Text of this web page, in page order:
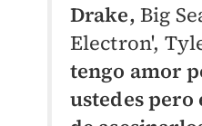
Drake, Big
Electron',
tengo amor
ustedes